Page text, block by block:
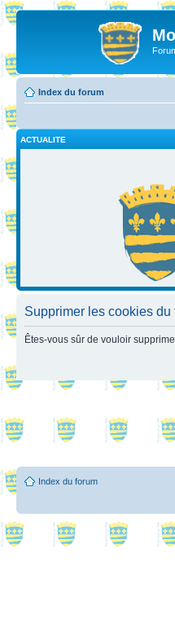
Index du forum
ACTUALITE
Supprimer les cookies du
Êtes-vous sûr de vouloir
Index du forum